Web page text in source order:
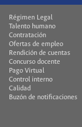
Régimen Legal
Talento humano
Contratación
Ofertas de empleo
Rendición de cuentas
Concurso docente
Pago Virtual
Control interno
Calidad
Buzón de notificaciones